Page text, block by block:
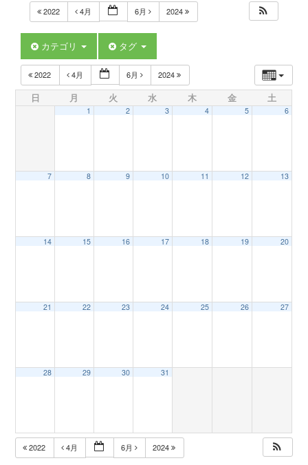
t
i
2022 4月 6月 2024
カテゴリ タグ
2022 4月 6月 2024
日 月 火 水 木 金 土
1 2 3 4 5 6
7 8 9 10 11 12 13
14 15 16 17 18 19 20
21 22 23 24 25 26 27
28 29 30 31
2022 4月 6月 2024